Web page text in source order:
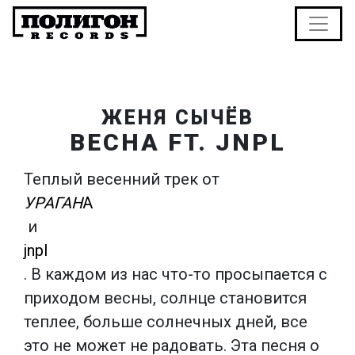
ЖЕНЯ СЫЧЁВ
ВЕСНА FT. JNPL
Теплый весенний трек от
УРАГАНА
и
jnpl
. В каждом из нас что-то просыпается с
приходом весны, солнце становится
теплее, больше солнечных дней, все
это не может не радовать. Эта песня о